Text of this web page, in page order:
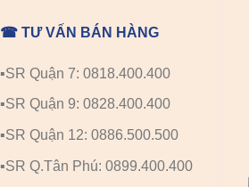
☎ TƯ VẤN BÁN HÀNG
▪️SR Quận 7: 0818.400.400
▪️SR Quận 9: 0828.400.400
▪️SR Quận 12: 0886.500.500
▪️SR Q.Tân Phú: 0899.400.400